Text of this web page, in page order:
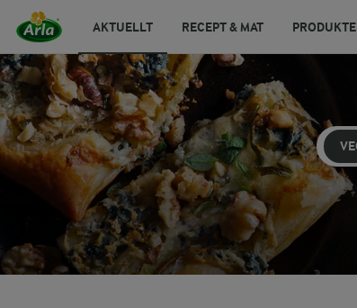
AKTUELLT RECEPT & MAT